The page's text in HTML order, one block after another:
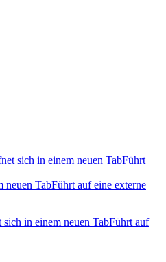
sich in einem neuen TabFührt
neuen TabFührt auf eine externe
sich in einem neuen TabFührt auf